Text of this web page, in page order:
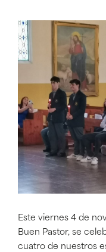
Este viernes 4 de
Buen Pastor, se
cuatro de nuestros